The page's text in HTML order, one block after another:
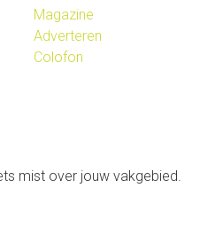
Magazine
Adverteren
Colofon
mist over jouw vakgebied.